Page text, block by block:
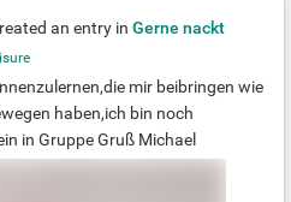
an entry in Gerne nackt
mir beibringen wie
haben,ich bin noch
in Gruppe Gruß Michael